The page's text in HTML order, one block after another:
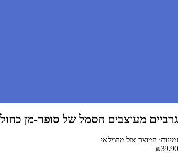
גרביים מעוצבים הסמל של סופר-מן כחול
זמינות: המוצר אזל מהמלאי
₪39.90